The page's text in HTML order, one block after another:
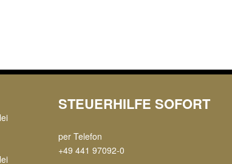
STEUERHILFE SOFORT
per Telefon
+49 441 97092-0